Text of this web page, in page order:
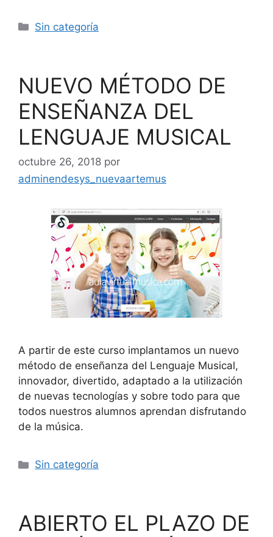
Sin categoría
NUEVO MÉTODO DE
ENSEÑANZA DEL
LENGUAJE MUSICAL
octubre 26, 2018 por
adminendesys_nuevaartemus
A partir de este curso implantamos un nuevo
método de enseñanza del Lenguaje Musical,
innovador, divertido, adaptado a la utilización
de nuevas tecnologías y sobre todo para que
todos nuestros alumnos aprendan disfrutando
de la música.
Sin categoría
ABIERTO EL PLAZO DE